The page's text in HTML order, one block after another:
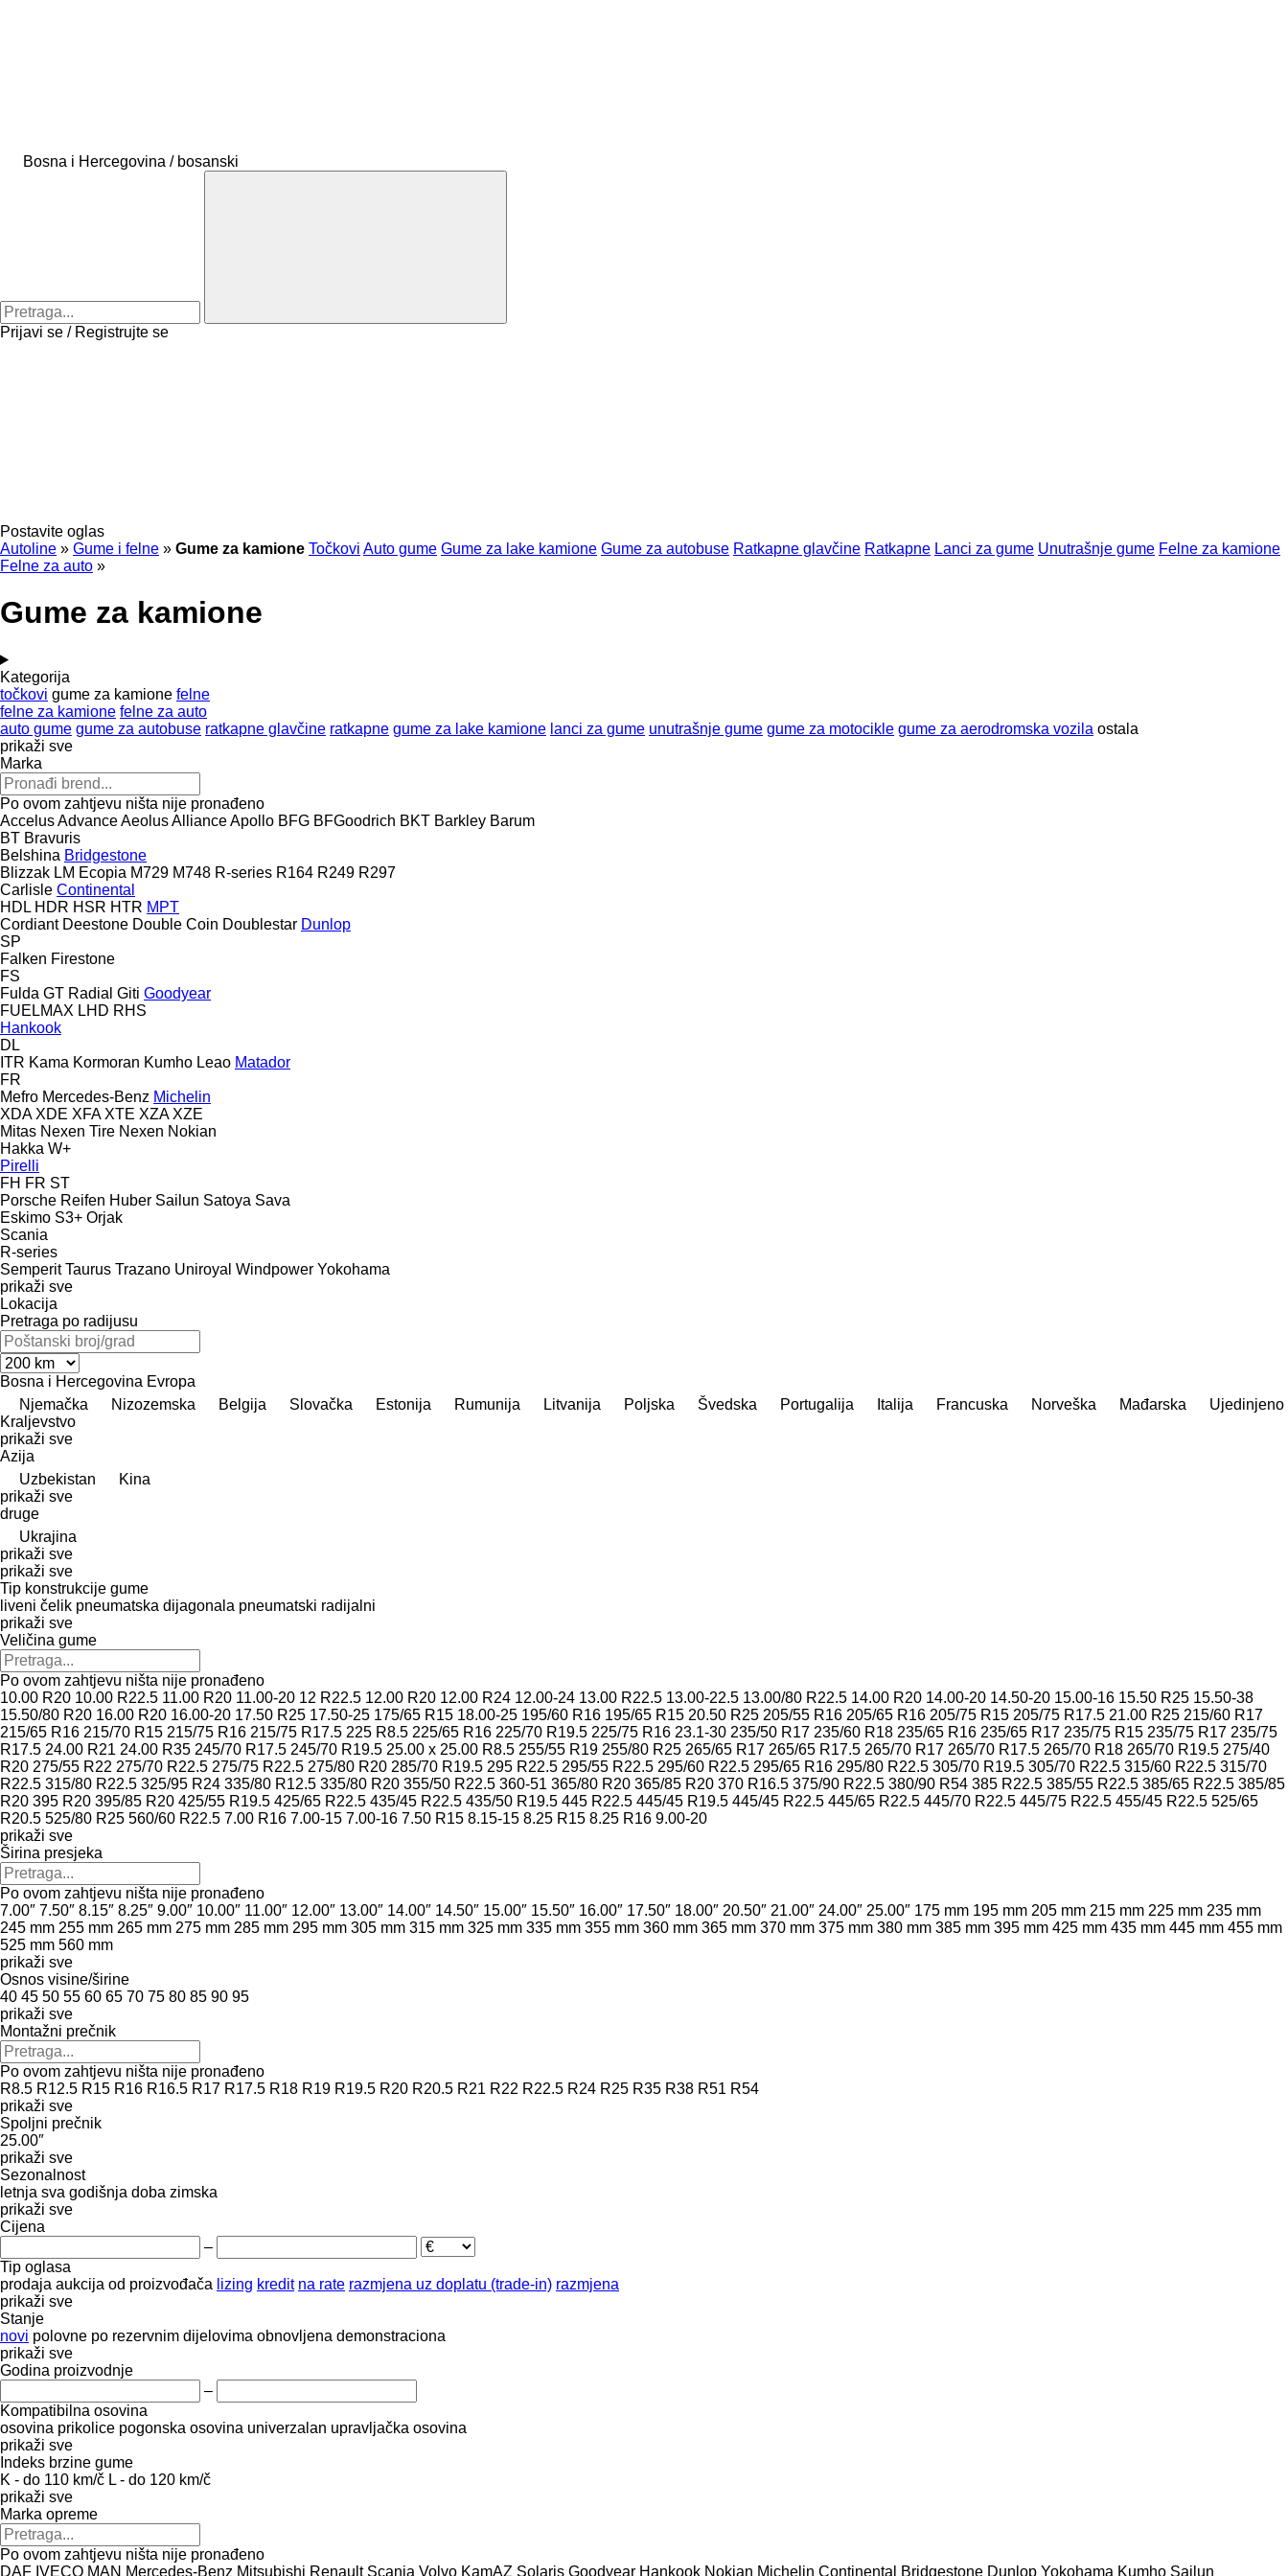
Bosna i Hercegovina / bosanski
Prijavi se / Registrujte se
Postavite oglas
Autoline » Gume i felne » Gume za kamione Točkovi Auto gume Gume za lake kamione Gume za autobuse Ratkapne glavčine Ratkapne Lanci za gume Unutrašnje gume Felne za kamione
Felne za auto »
Gume za kamione
Kategorija
točkovi gume za kamione felne
felne za kamione felne za auto
auto gume gume za autobuse ratkapne glavčine ratkapne gume za lake kamione lanci za gume unutrašnje gume gume za motocikle gume za aerodromska vozila ostala
prikaži sve
Marka
Po ovom zahtjevu ništa nije pronađeno
AccelusAdvanceAeolusAllianceApollo BFG BFGoodrich BKT Barkley Barum
BT Bravuris
Belshina Bridgestone
Blizzak LM Ecopia M729 M748 R-series R164 R249 R297
Carlisle Continental
HDL HDR HSR HTR MPT
Cordiant Deestone Double Coin Doublestar Dunlop
SP
Falken Firestone
FS
Fulda GT Radial Giti Goodyear
FUELMAX LHD RHS
Hankook
DL
ITR Kama Kormoran Kumho Leao Matador
FR
Mefro Mercedes-Benz Michelin
XDA XDE XFA XTE XZA XZE
Mitas Nexen Tire Nexen Nokian
Hakka W+
Pirelli
FH FR ST
Porsche Reifen Huber Sailun Satoya Sava
Eskimo S3+ Orjak
Scania
R-series
Semperit Taurus Trazano Uniroyal Windpower Yokohama
prikaži sve
Lokacija
Pretraga po radijusu
Bosna i Hercegovina Evropa
Njemačka
Nizozemska Belgija Slovačka Estonija Rumunija Litvanija Poljska Švedska Portugalija Italija Francuska Norveška Mađarska
Ujedinjeno
Kraljevstvo
prikaži sve
Azija
Uzbekistan
Kina
prikaži sve
druge
Ukrajina
prikaži sve
prikaži sve
Tip konstrukcije gume
liveni čelik pneumatska dijagonala pneumatski radijalni
prikaži sve
Veličina gume
Po ovom zahtjevu ništa nije pronađeno
10.00 R20 10.00 R22.5 11.00 R20 11.00-20 12 R22.5 12.00 R20 12.00 R24 12.00-24 13.00 R22.5 13.00-22.5 13.00/80 R22.5 14.00 R20 14.00-20 14.50-20 15.00-16 15.50 R25 15.50-38
15.50/80 R20 16.00 R20 16.00-20 17.50 R25 17.50-25 175/65 R15 18.00-25 195/60 R16 195/65 R15 20.50 R25 205/55 R16 205/65 R16 205/75 R15 205/75 R17.5 21.00 R25 215/60 R17
215/65 R16 215/70 R15 215/75 R16 215/75 R17.5 225 R8.5 225/65 R16 225/70 R19.5 225/75 R16 23.1-30 235/50 R17 235/60 R18 235/65 R16 235/65 R17 235/75 R15 235/75 R17 235/75
R17.5 24.00 R21 24.00 R35 245/70 R17.5 245/70 R19.5 25.00 x 25.00 R8.5 255/55 R19 255/80 R25 265/65 R17 265/65 R17.5 265/70 R17 265/70 R17.5 265/70 R18 265/70 R19.5 275/40
R20 275/55 R22 275/70 R22.5 275/75 R22.5 275/80 R20 285/70 R19.5 295 R22.5 295/55 R22.5 295/60 R22.5 295/65 R16 295/80 R22.5 305/70 R19.5 305/70 R22.5 315/60 R22.5 315/70
R22.5 315/80 R22.5 325/95 R24 335/80 R12.5 335/80 R20 355/50 R22.5 360-51 365/80 R20 365/85 R20 370 R16.5 375/90 R22.5 380/90 R54 385 R22.5 385/55 R22.5 385/65 R22.5 385/85
R20 395 R20 395/85 R20 425/55 R19.5 425/65 R22.5 435/45 R22.5 435/50 R19.5 445 R22.5 445/45 R19.5 445/45 R22.5 445/65 R22.5 445/70 R22.5 445/75 R22.5 455/45 R22.5 525/65
R20.5 525/80 R25 560/60 R22.5 7.00 R16 7.00-15 7.00-16 7.50 R15 8.15-15 8.25 R15 8.25 R16 9.00-20
prikaži sve
Širina presjeka
Po ovom zahtjevu ništa nije pronađeno
7.00″ 7.50″ 8.15″ 8.25″ 9.00″ 10.00″ 11.00″ 12.00″ 13.00″ 14.00″ 14.50″ 15.00″ 15.50″ 16.00″ 17.50″ 18.00″ 20.50″ 21.00″ 24.00″ 25.00″ 175 mm 195 mm 205 mm 215 mm 225 mm 235 mm
245 mm 255 mm 265 mm 275 mm 285 mm 295 mm 305 mm 315 mm 325 mm 335 mm 355 mm 360 mm 365 mm 370 mm 375 mm 380 mm 385 mm 395 mm 425 mm 435 mm 445 mm 455 mm
525 mm 560 mm
prikaži sve
Osnos visine/širine
40 45 50 55 60 65 70 75 80 85 90 95
prikaži sve
Montažni prečnik
Po ovom zahtjevu ništa nije pronađeno
R8.5 R12.5 R15 R16 R16.5 R17 R17.5 R18 R19 R19.5 R20 R20.5 R21 R22 R22.5 R24 R25 R35 R38 R51 R54
prikaži sve
Spoljni prečnik
25.00″
prikaži sve
Sezonalnost
letnja sva godišnja doba zimska
prikaži sve
Cijena
–
Tip oglasa
prodaja aukcija od proizvođača lizing kredit na rate razmjena uz doplatu (trade-in) razmjena
prikaži sve
Stanje
novi polovne po rezervnim dijelovima obnovljena demonstraciona
prikaži sve
Godina proizvodnje
–
Kompatibilna osovina
osovina prikolice pogonska osovina univerzalan upravljačka osovina
prikaži sve
Indeks brzine gume
K - do 110 km/č L - do 120 km/č
prikaži sve
Marka opreme
Po ovom zahtjevu ništa nije pronađeno
DAF IVECO MAN Mercedes-Benz Mitsubishi Renault Scania Volvo KamAZ Solaris Goodyear Hankook Nokian Michelin Continental Bridgestone Dunlop Yokohama Kumho Sailun